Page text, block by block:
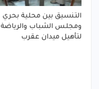
التنسيق بين محلية بحري
ومجلس الشباب والرياضة
لتأهيل ميدان عقرب